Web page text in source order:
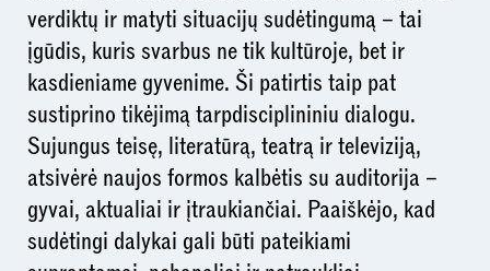
verdiktų ir matyti situacijų sudėtingumą – tai
įgūdis, kuris svarbus ne tik kultūroje, bet ir
kasdieniame gyvenime. Ši patirtis taip pat
sustiprino tikėjimą tarpdisciplininiu dialogu.
Sujungus teisę, literatūrą, teatrą ir televiziją,
atsivėrė naujos formos kalbėtis su auditorija –
gyvai, aktualiai ir įtraukiančiai. Paaiškėjo, kad
sudėtingi dalykai gali būti pateikiami